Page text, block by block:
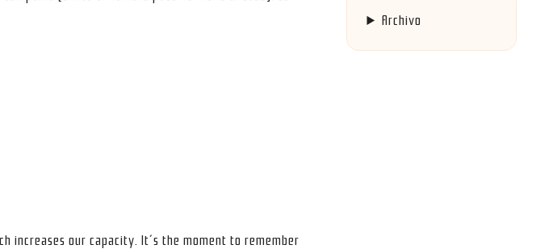
increases our capacity. It´s the moment to remember
Archivo